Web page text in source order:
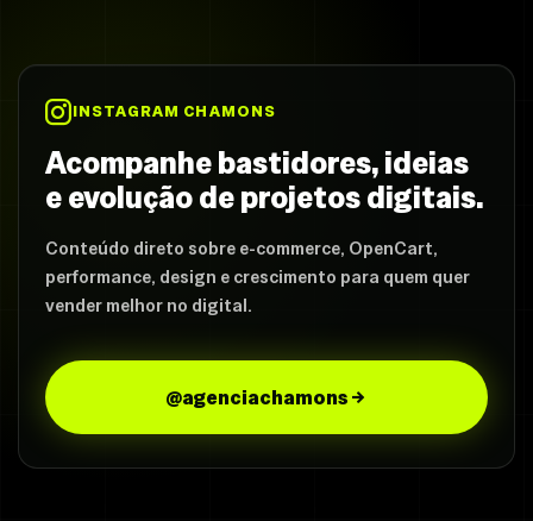
INSTAGRAM CHAMONS
Acompanhe bastidores, ideias
e evolução de projetos digitais.
Conteúdo direto sobre e-commerce, OpenCart,
performance, design e crescimento para quem quer
vender melhor no digital.
@agenciachamons